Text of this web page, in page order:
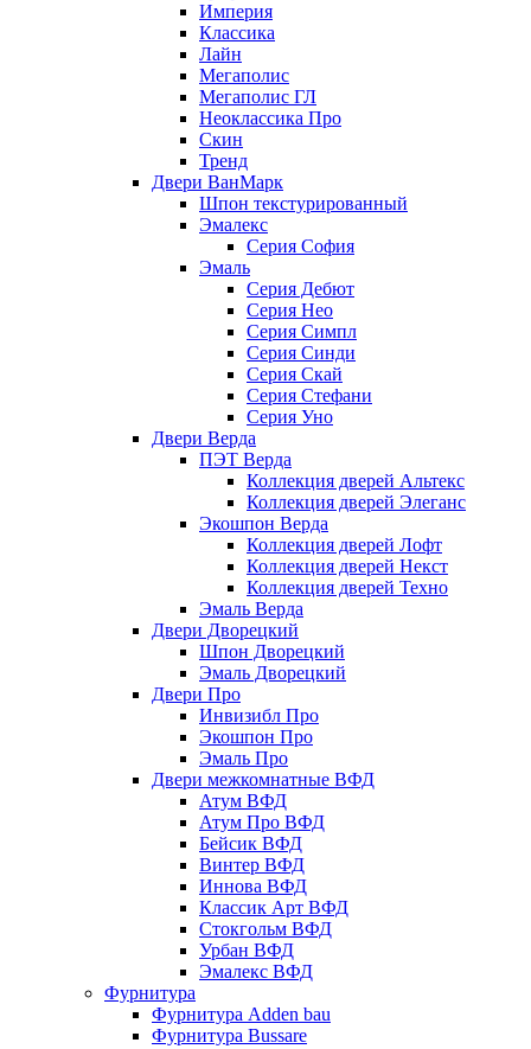
Империя
Классика
Лайн
Мегаполис
Мегаполис ГЛ
Неоклассика Про
Скин
Тренд
Двери ВанМарк
Шпон текстурированный
Эмалекс
Серия София
Эмаль
Серия Дебют
Серия Нео
Серия Симпл
Серия Синди
Серия Скай
Серия Стефани
Серия Уно
Двери Верда
ПЭТ Верда
Коллекция дверей Альтекс
Коллекция дверей Элеганс
Экошпон Верда
Коллекция дверей Лофт
Коллекция дверей Некст
Коллекция дверей Техно
Эмаль Верда
Двери Дворецкий
Шпон Дворецкий
Эмаль Дворецкий
Двери Про
Инвизибл Про
Экошпон Про
Эмаль Про
Двери межкомнатные ВФД
Атум ВФД
Атум Про ВФД
Бейсик ВФД
Винтер ВФД
Иннова ВФД
Классик Арт ВФД
Стокгольм ВФД
Урбан ВФД
Эмалекс ВФД
Фурнитура
Фурнитура Adden bau
Фурнитура Bussare